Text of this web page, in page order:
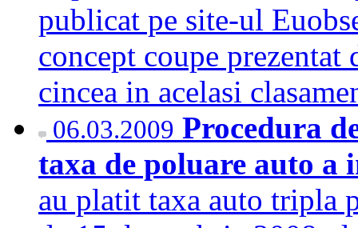
publicat pe site-ul
concept coupe prezentat
cincea in acelasi
06.03.2009 Procedura
taxa de poluare auto
au platit taxa auto tripla